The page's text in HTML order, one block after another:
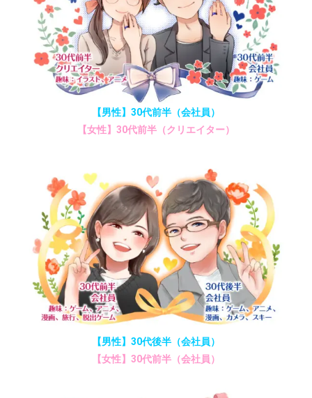
【男性】30代前半（会社員）
【女性】30代前半（クリエイター）
【男性】30代後半（会社員）
【女性】30代前半（会社員）